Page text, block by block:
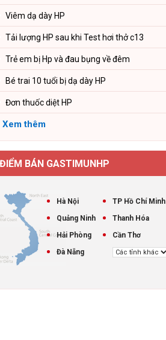
Viêm dạ dày HP
Tải lượng HP sau khi Test hơi thở c13
Trẻ em bị Hp và đau bụng về đêm
Bé trai 10 tuổi bị dạ dày HP
Đơn thuốc diệt HP
Xem thêm
ĐIỂM BÁN GASTIMUNHP
Hà Nội
TP Hồ Chí Minh
Quảng Ninh
Thanh Hóa
Hải Phòng
Cần Thơ
Đà Nẵng